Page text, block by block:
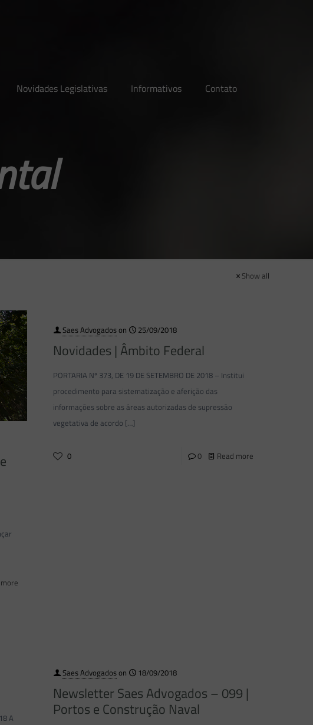
Novidades Legislativas Informativos Contato
Show all
Saes Advogadoson 25/09/2018
Novidades | Âmbito Federal
PORTARIA Nº 373, DE 19 DE SETEMBRO DE 2018 – Institui
procedimento para sistematização e aferição das
informações sobre as áreas autorizadas de supressão
vegetativa de acordo […]
0 0 Read more
A
Saes Advogadoson 18/09/2018
Newsletter Saes Advogados – 099 |
Portos e Construção Naval